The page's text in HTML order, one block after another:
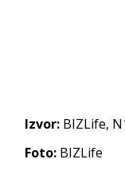
Izvor: BIZLife,
Foto: BIZLife